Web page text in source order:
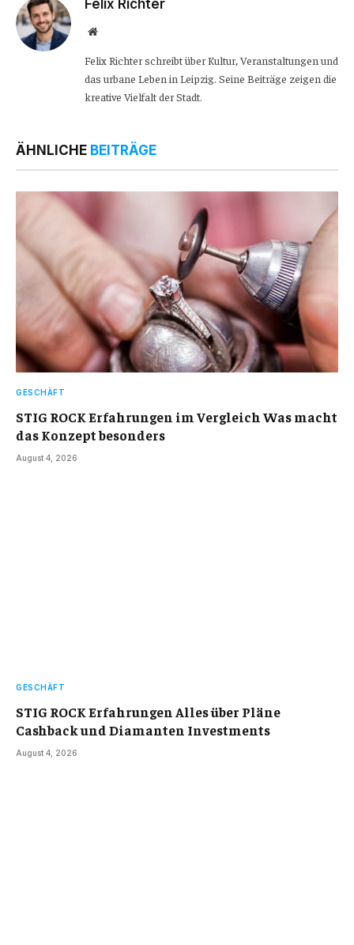
Felix Richter
Website
Felix Richter schreibt über Kultur, Veranstaltungen und
das urbane Leben in Leipzig. Seine Beiträge zeigen die
kreative Vielfalt der Stadt.
ÄHNLICHE BEITRÄGE
GESCHÄFT
STIG ROCK Erfahrungen im Vergleich Was macht
das Konzept besonders
August 4, 2026
GESCHÄFT
STIG ROCK Erfahrungen Alles über Pläne
Cashback und Diamanten Investments
August 4, 2026